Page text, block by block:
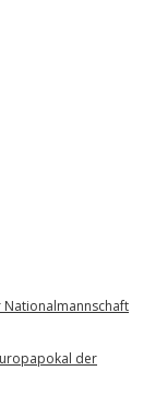
der